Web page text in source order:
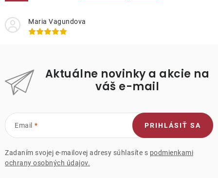
Maria Vagundova
Aktuálne novinky a akcie na
váš e-mail
Email
Zadaním svojej e-mailovej adresy súhlasíte s podmienkami
ochrany osobných údajov.
PRIHLÁSIŤ SA